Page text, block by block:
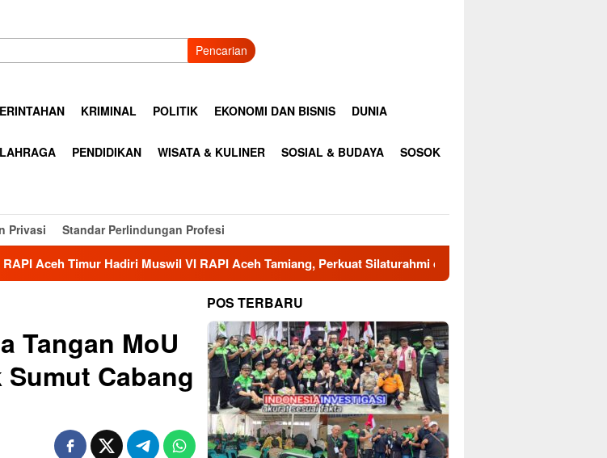
Pencarian
KRIMINAL POLITIK EKONOMI DAN BISNIS DUNIA
PENDIDIKAN WISATA & KULINER SOSIAL & BUDAYA SOSOK
Privasi Standar Perlindungan Profesi
Muswil VI RAPI Aceh Tamiang, Perkuat Silaturahmi dan Sinergi Kebencanaan
Tangan MoU
Sumut Cabang
POS TERBARU